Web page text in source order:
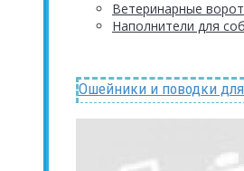
Ветеринарные
Наполнители для
Ошейники и поводки